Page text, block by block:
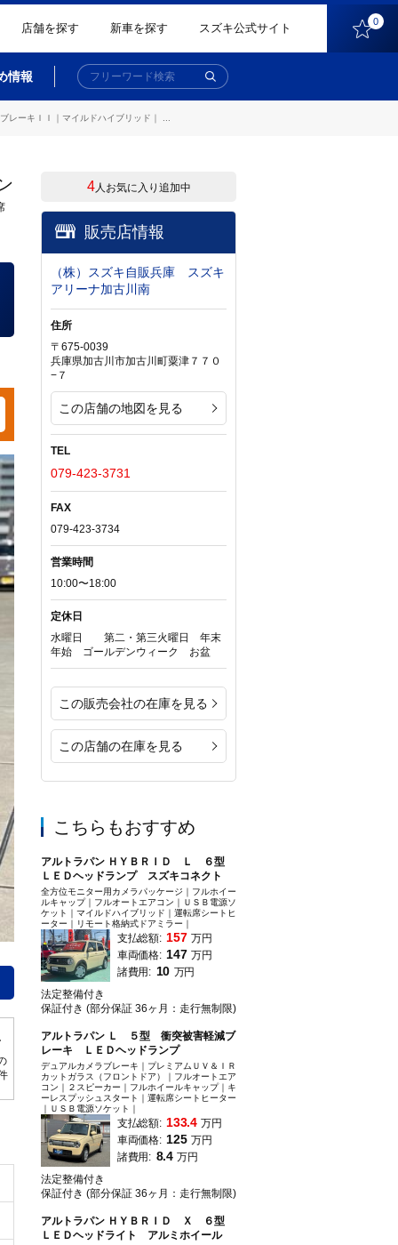
店舗を探す 新車を探す スズキ公式サイト 0
情報
キＩＩ｜マイルドハイブリッド｜ ...
今月のご成約特典！期間中にスズキ中古車をご成約で、オプション３３，０
円以上ご購入なら５５，０００円分プレゼント！詳しくはスタッフまで。
4人お気に入り追加中
販売店情報
（株）スズキ自販兵庫 スズキ
アリーナ加古川南
住所
〒675-0039
兵庫県加古川市加古川町粟津７７０
−７
この店舗の地図を見る
TEL
079-423-3731
FAX
079-423-3734
営業時間
10:00〜18:00
定休日
水曜日 第二・第三火曜日 年末
年始 ゴールデンウィーク お盆
この販売会社の在庫を見る
この店舗の在庫を見る
こちらもおすすめ
アルトラパン ＨＹＢＲＩＤ Ｌ ６型
ＬＥＤヘッドランプ スズキコネクト
全方位モニター用カメラパッケージ｜フルホイー
ルキャップ｜フルオートエアコン｜ＵＳＢ電源ソ
ケット｜マイルドハイブリッド｜運転席シートヒ
ーター｜リモート格納式ドアミラー｜
支払総額: 157 万円
車両価格: 147 万円
諸費用: 10 万円
法定整備付き
保証付き (部分保証 36ヶ月：走行無制限)
アルトラパン Ｌ ５型 衝突被害軽減ブ
レーキ ＬＥＤヘッドランプ
デュアルカメラブレーキ｜プレミアムＵＶ＆ＩＲ
カットガラス（フロントドア）｜フルオートエア
コン｜２スピーカー｜フルホイールキャップ｜キ
ーレスプッシュスタート｜運転席シートヒーター
｜ＵＳＢ電源ソケット｜
支払総額: 133.4 万円
車両価格: 125 万円
諸費用: 8.4 万円
法定整備付き
保証付き (部分保証 36ヶ月：走行無制限)
アルトラパン ＨＹＢＲＩＤ Ｘ ６型
ＬＥＤヘッドライト アルミホイール